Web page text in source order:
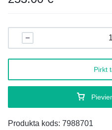
Pirkt
Produkta kods: 7988701